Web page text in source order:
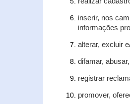
inserir, nos
informações
alterar, excluir
difamar,
registrar
promover,